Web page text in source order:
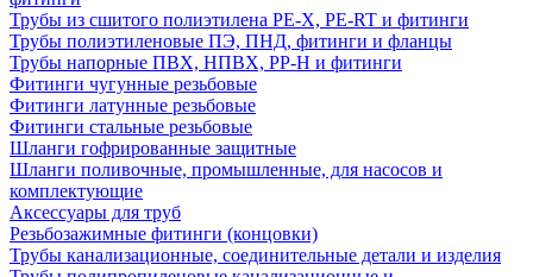
Трубы из сшитого полиэтилена PE-X, PE-RT и фитинги
Трубы полиэтиленовые ПЭ, ПНД, фитинги и фланцы
Трубы напорные ПВХ, НПВХ, PP-H и фитинги
Фитинги чугунные резьбовые
Фитинги латунные резьбовые
Фитинги стальные резьбовые
Шланги гофрированные защитные
Шланги поливочные, промышленные, для насосов и
комплектующие
Аксессуары для труб
Резьбозажимные фитинги (концовки)
Трубы канализационные, соединительные детали и изделия